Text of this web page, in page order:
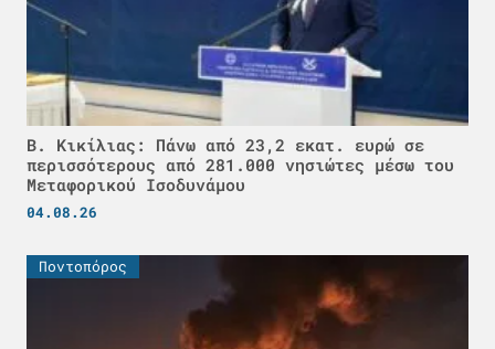
Β. Κικίλιας: Πάνω από 23,2 εκατ. ευρώ σε
περισσότερους από 281.000 νησιώτες μέσω του
Μεταφορικού Ισοδυνάμου
04.08.26
Ποντοπόρος